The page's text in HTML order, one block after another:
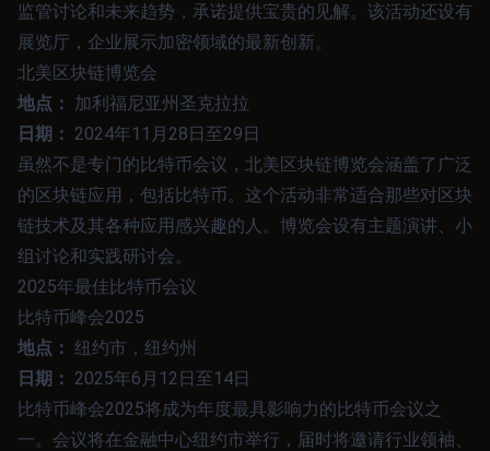
监管讨论和未来趋势，承诺提供宝贵的见解。该活动还设有
展览厅，企业展示加密领域的最新创新。
北美区块链博览会
地点： 加利福尼亚州圣克拉拉
日期： 2024年11月28日至29日
虽然不是专门的比特币会议，北美区块链博览会涵盖了广泛
的区块链应用，包括比特币。这个活动非常适合那些对区块
链技术及其各种应用感兴趣的人。博览会设有主题演讲、小
组讨论和实践研讨会。
2025年最佳比特币会议
比特币峰会2025
地点： 纽约市，纽约州
日期： 2025年6月12日至14日
比特币峰会2025将成为年度最具影响力的比特币会议之
一。会议将在金融中心纽约市举行，届时将邀请行业领袖、